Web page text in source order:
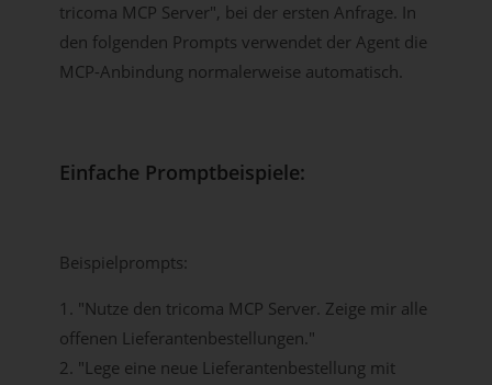
tricoma MCP Server", bei der ersten Anfrage. In
den folgenden Prompts verwendet der Agent die
MCP-Anbindung normalerweise automatisch.
Einfache Promptbeispiele:
Beispielprompts:
1. "Nutze den tricoma MCP Server. Zeige mir alle
offenen Lieferantenbestellungen."
2. "Lege eine neue Lieferantenbestellung mit